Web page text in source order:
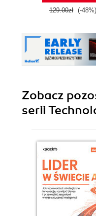
129.00zł (-48%)
Zobacz
serii